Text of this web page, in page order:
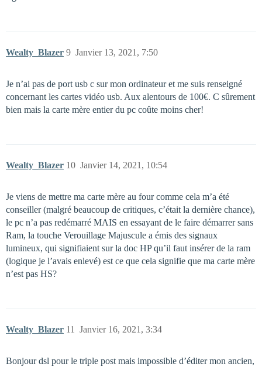
Wealty_Blazer Janvier 13, 2021, 7:50
9
Je n’ai pas de port usb c sur mon ordinateur et me suis renseigné
concernant les cartes vidéo usb. Aux alentours de 100€. C sûrement
bien mais la carte mère entier du pc coûte moins cher!
Wealty_Blazer Janvier 14, 2021, 10:54
10
Je viens de mettre ma carte mère au four comme cela m’a été
conseiller (malgré beaucoup de critiques, c’était la dernière chance),
le pc n’a pas redémarré MAIS en essayant de le faire démarrer sans
Ram, la touche Verouillage Majuscule a émis des signaux
lumineux, qui signifiaient sur la doc HP qu’il faut insérer de la ram
(logique je l’avais enlevé) est ce que cela signifie que ma carte mère
n’est pas HS?
Wealty_Blazer Janvier 16, 2021, 3:34
11
Bonjour dsl pour le triple post mais impossible d’éditer mon ancien,